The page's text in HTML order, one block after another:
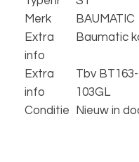
Merk
BAUMATIC
Extra
info
Baumatic
Extra
info
Tbv
103GL
Conditie
Nieuw in